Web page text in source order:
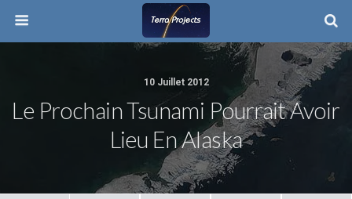
10 Juillet 2012
Le Prochain Tsunami Pourrait Avoir
Lieu En Alaska